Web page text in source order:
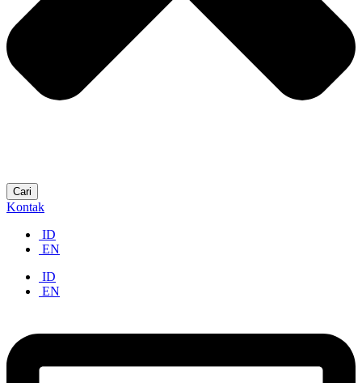
Cari
Kontak
ID
EN
ID
EN